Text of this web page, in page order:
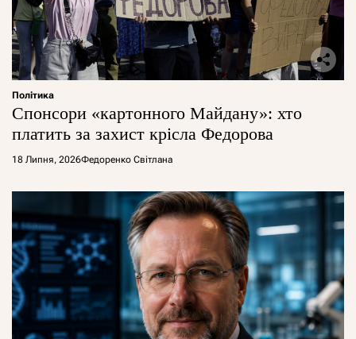
Політика
Спонсори «картонного Майдану»: хто
платить за захист крісла Федорова
18 Липня, 2026Федоренко Світлана